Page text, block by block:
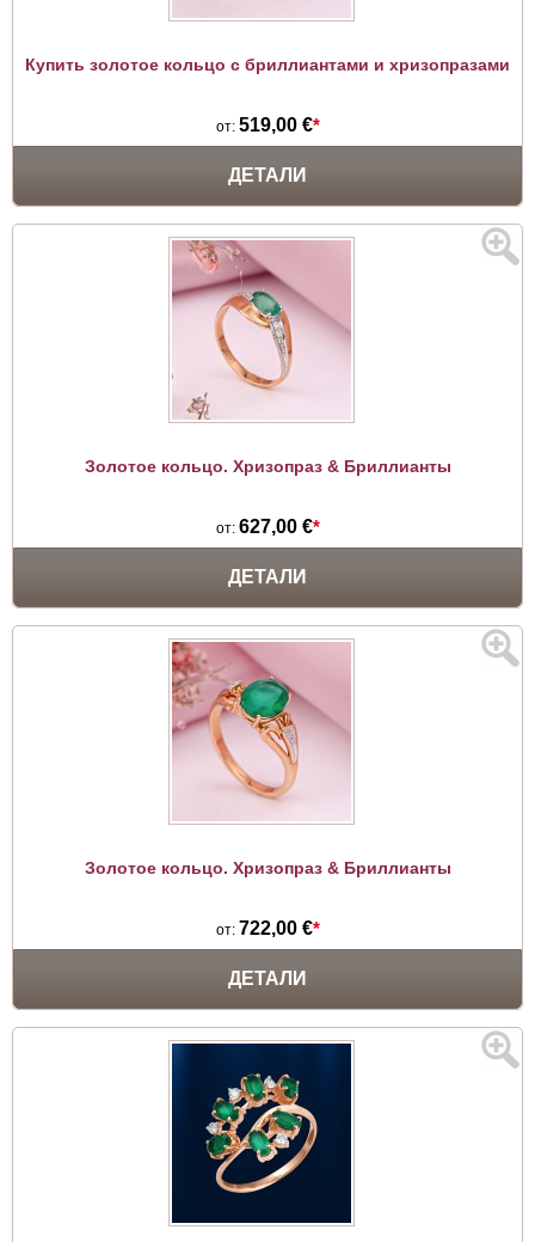
Купить золотое кольцо с бриллиантами и хризопразами
от: 519,00 €*
ДЕТАЛИ
Золотое кольцо. Хризопраз & Бриллианты
от: 627,00 €*
ДЕТАЛИ
Золотое кольцо. Хризопраз & Бриллианты
от: 722,00 €*
ДЕТАЛИ